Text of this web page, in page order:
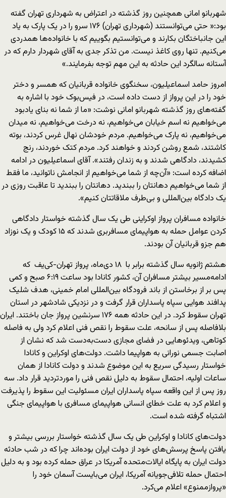
شهربانو امانی همچنین روز گذشته در اعتراض به شهرداری تهران گفته
بود:« حتی می‌توانستند (شهرداری تهران) ۱۷۶ سرو را در یک پارک به یاد
این جانباختگان بکارند و می‌توانستیم بگوییم که با خانواده‌ها همدردی
می‌کنیم. تنها روی کاغذ نیست. من تذکر جدی به آقای شهردار دارم که در
آستانه سالگرد این حادثه به این مهم توجه بفرمایند.»
امروز حامد اسماعیلیون، سخنگوی خانواده قربانیان که همسر و دختر
خود را در این پرواز از دست داده است، در فیس‌بوک خود با اشاره به
گفته‌های روز گذشته شهربانو امانی نوشت: «ما از شما نه بنای یادبود
می‌خواهیم نه اسم خیابان می‌خواهیم، نه درخت می‌خواهیم، نه میدان
می‌خواهیم، نه پارک می‌خواهیم. مردم خودشان نهال غرس کردند، بوته
کاشتند، شمع روشن کردند و خواهند کرد. مردم کتک خوردند، رنج
کشیدند، دادگاهی شدند و به زندان رفتند». آقای اسماعیلیون در ادامه
اضافه کرده است: «آن‌چه از شما می‌خواهیم از انجامش ناتوانید، ما فقط
از شما می‌خواهیم دهانتان را ببندید. دهانتان را ببندید تا عاقبت روزی در
یک دادگاه بین‌المللی و بی‌طرف ملاقاتتان کنیم».
خانواده مسافران پرواز اوکراینی طی یک سال گذشته خواستار دادگاهی
کردن عوامل حمله به هواپیمای مسافربری شدند که ۱۵ کودک و یک نوزاد
هم جزو قربانیان آن بودند.
هشتم ژانویه سال گذشته برابر با ۱۸ دی‌ماه، پرواز تهران-کی‌یف که
ادامه‌مسیر بیشتر مسافران آن‌، کشور کانادا بود ساعت ۶:۱۹ صبح و کمی
پس بر از برخاستن از باند فرودگاه بین‌المللی امام خمینی، هدف شلیک
پدافند هوایی سپاه پاسداران قرار گرفت و در نزدیکی شادشهر در استان
تهران سقوط کرد. در این حادثه همه ۱۷۶ سرنشین پرواز جان باختند. ایران
بلافاصله پس از سانحه،‌ علت سقوط را نقص فنی اعلام کرد ولی به فاصله
کوتاهی، ویدئوهایی در فضای مجازی دست‌به‌دست شد که نشان از
اصابت جسمی نورانی به هواپیما داشت. دولت‌های اوکراین و کانادا
خواستار رسیدگی سریع به این موضوع شدند و دولت کانادا از همان
ساعات اولیه، احتمال سقوط به دلیل نقص فنی را موردتردید قرار داد. سه
روز پس از این واقعه سپاه پاسداران ایران مسئولیت این سقوط را پذیرفت
و اعلام کرد به علت خطای انسانی هواپیمای مسافری با هواپیمای جنگی
اشتباه گرفته شده است.
دولت‌های کانادا و اوکراین طی یک سال گذشته خواستار بررسی بیشتر و
یافتن پاسخ‌ پرسش‌های خود از دولت ایران بوده‌اند چرا که در شب حادثه
دولت ایران به پایگاه ایالات‌متحده آمریکا در عراق حمله کرده بود و به دلیل
احتمال حمله تلافی‌جویانه آمریکا، ایران می‌بایست آسمان خود را
«پروازممنوع» اعلام می‌کرد.